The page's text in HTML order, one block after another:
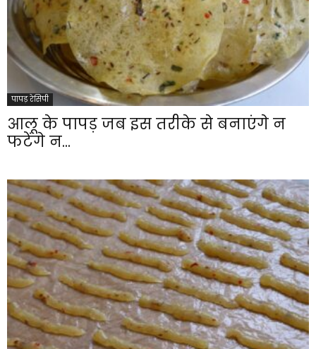
पापड़ रेसिपी
आलू के पापड़ जब इस तरीके से बनाएंगे न
फटेंगे न...